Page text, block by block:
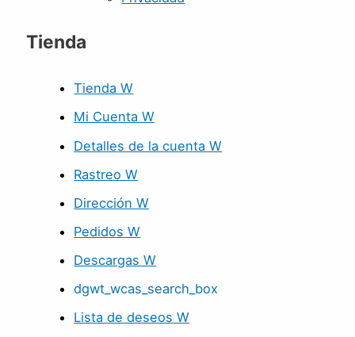
Tienda
Tienda W
Mi Cuenta W
Detalles de la cuenta W
Rastreo W
Dirección W
Pedidos W
Descargas W
dgwt_wcas_search_box
Lista de deseos W